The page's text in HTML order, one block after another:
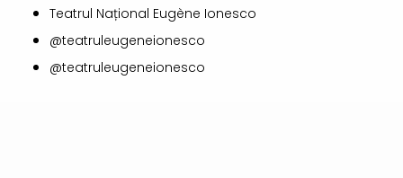
Teatrul Național Eugène Ionesco
@teatruleugeneionesco
@teatruleugeneionesco